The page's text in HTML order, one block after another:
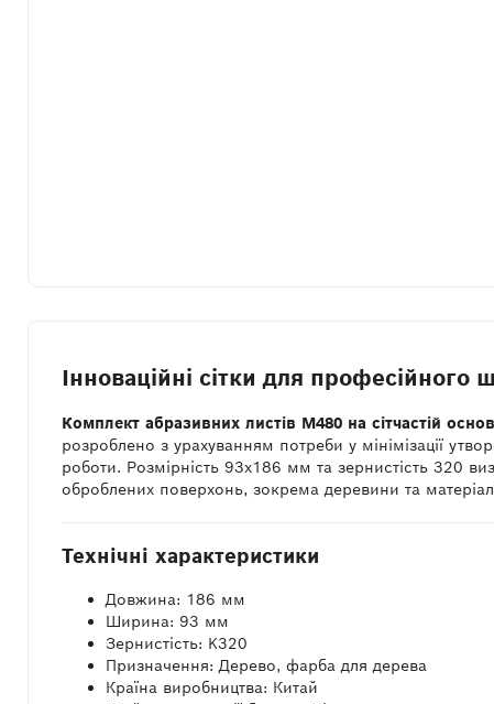
Інноваційні сітки для професійного
Комплект абразивних листів M480 на сітчастій
розроблено з урахуванням потреби у мінімізації
роботи. Розмірність 93x186 мм та зернистість 320
оброблених поверхонь, зокрема деревини та
Технічні характеристики
Довжина: 186 мм
Ширина: 93 мм
Зернистість: K320
Призначення: Дерево, фарба для дерева
Країна виробництва: Китай